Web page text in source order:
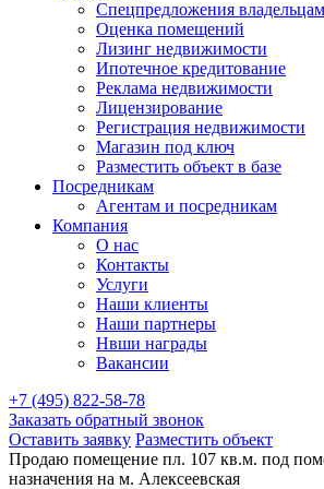
Спецпредложения владельцам
Оценка помещений
Лизинг недвижимости
Ипотечное кредитование
Реклама недвижимости
Лицензирование
Регистрация недвижимости
Магазин под ключ
Разместить объект в базе
Посредникам
Агентам и посредникам
Компания
О нас
Контакты
Услуги
Наши клиенты
Наши партнеры
Нвши награды
Вакансии
+7 (495) 822-58-78
Заказать обратный звонок
Оставить заявку Разместить объект
Продаю помещение пл. 107 кв.м. под
назначения на м. Алексеевская